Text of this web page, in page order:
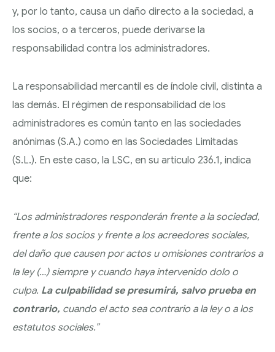
DE MEDIDAS
y, por lo tanto, causa un daño directo a la sociedad, a
los socios, o a terceros, puede derivarse la
responsabilidad contra los administradores.
La responsabilidad mercantil es de índole civil, distinta a
las demás. El régimen de responsabilidad de los
administradores es común tanto en las sociedades
anónimas (S.A.) como en las Sociedades Limitadas
(S.L.). En este caso, la LSC, en su articulo 236.1, indica
que:
“Los administradores responderán frente a la sociedad,
frente a los socios y frente a los acreedores sociales,
del daño que causen por actos u omisiones contrarios a
la ley (…) siempre y cuando haya intervenido dolo o
culpa. La culpabilidad se presumirá, salvo prueba en
contrario, cuando el acto sea contrario a la ley o a los
estatutos sociales.”